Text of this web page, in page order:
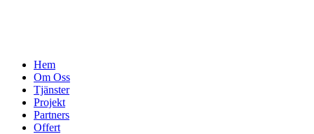
Hem
Om Oss
Tjänster
Projekt
Partners
Offert